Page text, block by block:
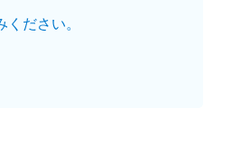
ださい。